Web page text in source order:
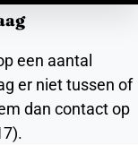
een aantal
er niet tussen of
dan contact op